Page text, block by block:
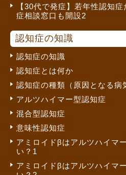
【30代で発症】若年性認知
症相談窓口も開設2
認知症の知識
認知症の知識
認知症とは何か
認知症の種類（原因となる病
アルツハイマー型認知症
混合型認知症
意味性認知症
アミロイドβはアルツハイマ
い？1
アミロイドβはアルツハイマ